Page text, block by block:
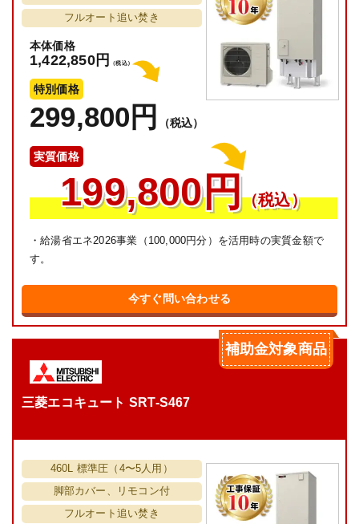
フルオート追い焚き
本体価格
1,422,850円 （税込）
特別価格
299,800円 （税込）
実質価格
199,800円（税込）
・給湯省エネ2026事業（100,000円分）を活用時の実質金額で
す。
今すぐ問い合わせる
補助金対象商品
三菱エコキュート SRT-S467
460L 標準圧（4〜5人用）
脚部カバー、リモコン付
フルオート追い焚き